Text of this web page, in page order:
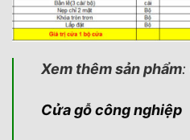
Xem thêm sản phẩm:
Cửa gỗ công nghiệp